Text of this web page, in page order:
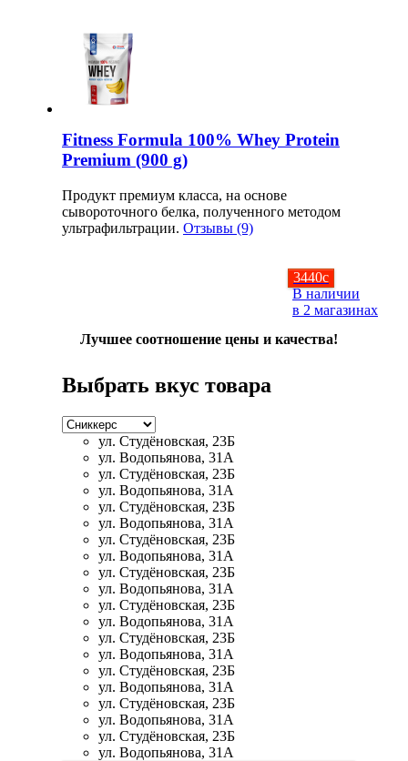
Комплексы аминокислот
Энергетики
НАЗАД
Ремни и перчатки
Шейкеры и бутылки
Подарочные сертификаты
Фитнес резинки
Полезные продукты
3440c
В наличии
в 2 магазинах
Fitness Formula 100% Whey Protein
Premium (900 g)
Продукт премиум класса, на основе
сывороточного белка, полученного методом
ультрафильтрации. Отзывы (9)
Лучшее соотношение цены и качества!
Выбрать вкус товара
ул. Студёновская, 23Б
ул. Водопьянова, 31А
ул. Студёновская, 23Б
ул. Водопьянова, 31А
ул. Студёновская, 23Б
ул. Водопьянова, 31А
ул. Студёновская, 23Б
ул. Водопьянова, 31А
ул. Студёновская, 23Б
ул. Водопьянова, 31А
ул. Студёновская, 23Б
ул. Водопьянова, 31А
ул. Студёновская, 23Б
ул. Водопьянова, 31А
ул. Студёновская, 23Б
ул. Водопьянова, 31А
ул. Студёновская, 23Б
ул. Водопьянова, 31А
ул. Студёновская, 23Б
ул. Водопьянова, 31А